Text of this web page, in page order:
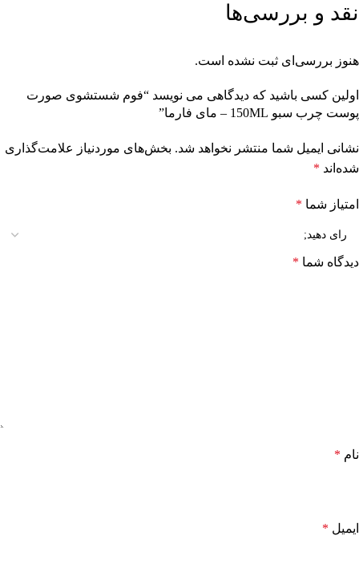
نقد و بررسی‌ها
هنوز بررسی‌ای ثبت نشده است.
اولین کسی باشید که دیدگاهی می نویسد “فوم شستشوی صورت
پوست چرب سبو 150ML – مای فارما”
نشانی ایمیل شما منتشر نخواهد شد. بخش‌های موردنیاز علامت‌گذاری
شده‌اند *
امتیاز شما *
دیدگاه شما *
نام *
ایمیل *